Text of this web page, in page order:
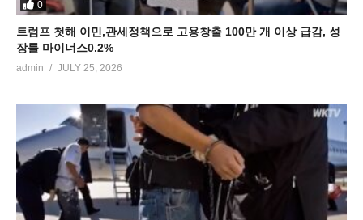
0
트럼프 첫해 이민,관세정책으로 고용창출 100만 개 이상 급감, 성
장률 마이너스0.2%
admin JULY 25, 2026